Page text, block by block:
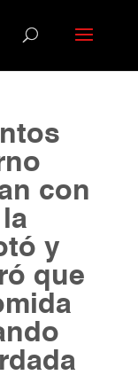
con
y
que